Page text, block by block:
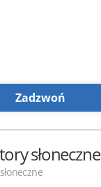
Zadzwoń
słoneczne